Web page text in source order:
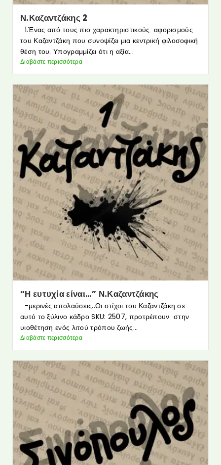
Ν.Καζαντζάκης 2
1.Ένας από τους πιο χαρακτηριστικούς αφορισμούς
του Καζαντζάκη που συνοψίζει μια κεντρική φιλοσοφική
θέση του. Υπογραμμίζει ότι η αξία...
Διαβάστε περισσότερα
“Η ευτυχία είναι…” Ν.Καζαντζάκης
-μερινές απολαύσεις..Οι στίχοι του Καζαντζάκη σε
αυτό το ξύλινο κάδρο SKU: 2507, προτρέπουν στην
υιοθέτηση ενός λιτού τρόπου ζωής...
Διαβάστε περισσότερα